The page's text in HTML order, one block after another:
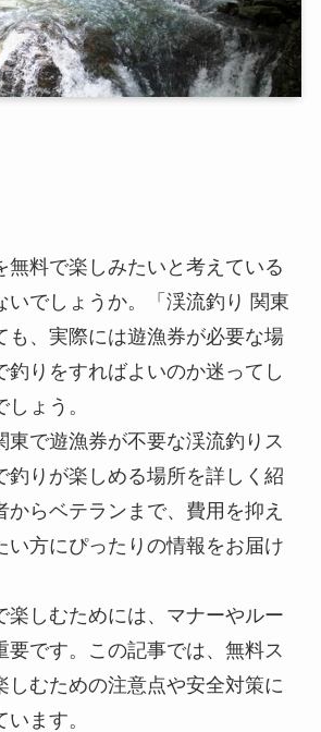
無料で楽しみたいと考えている
いでしょうか。「渓流釣り 関東
も、実際には遊漁券が必要な場
釣りをすればよいのか迷ってし
ょう。
東で遊漁券が不要な渓流釣りス
釣りが楽しめる場所を詳しく紹
からベテランまで、費用を抑え
い方にぴったりの情報をお届け
楽しむためには、マナーやルー
要です。この記事では、無料ス
しむための注意点や安全対策に
ます。